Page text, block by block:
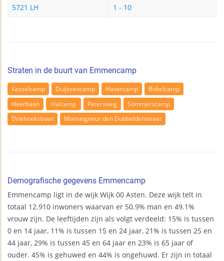
5721 LH 1 - 10
Straten in de buurt van Emmencamp
Kesselcamp Duijssencamp Havercamp
Bokelcamp
Heerbaan
Halcamp Patersweg
Sommerscamp
Driehoekstraat
Monseigneur den Dubbeldenstraat
Demografische gegevens Emmencamp
Emmencamp ligt in de wijk Wijk 00 Asten. Deze wijk telt in
totaal 12.910 inwoners waarvan er 50.9% man en 49.1%
vrouw zijn. De leeftijden zijn als volgt verdeeld: 15% is tussen
0 en 14 jaar, 11% is tussen 15 en 24 jaar, 21% is tussen 25 en
44 jaar, 29% is tussen 45 en 64 jaar en 23% is 65 jaar of
ouder. 45% is gehuwed en 44% is ongehuwd. Er zijn in totaal